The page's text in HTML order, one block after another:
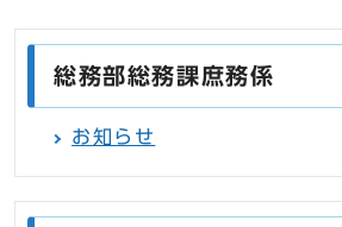
総務部総務課庶務係
お知らせ